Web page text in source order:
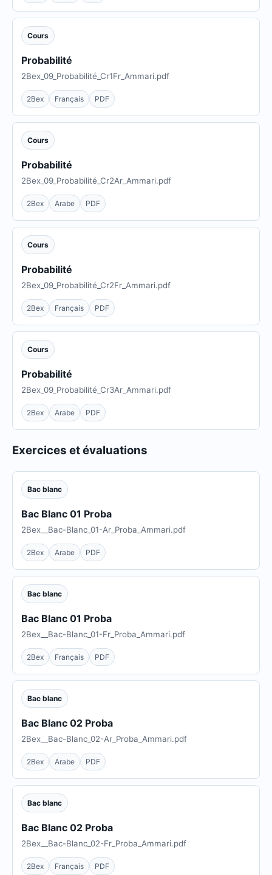
Cours
Probabilité
2Bex_09_Probabilité_Cr1Fr_Ammari.pdf
2Bex Français PDF
Cours
Probabilité
2Bex_09_Probabilité_Cr2Ar_Ammari.pdf
2Bex Arabe PDF
Cours
Probabilité
2Bex_09_Probabilité_Cr2Fr_Ammari.pdf
2Bex Français PDF
Cours
Probabilité
2Bex_09_Probabilité_Cr3Ar_Ammari.pdf
2Bex Arabe PDF
Exercices et évaluations
Bac blanc
Bac Blanc 01 Proba
2Bex__Bac-Blanc_01-Ar_Proba_Ammari.pdf
2Bex Arabe PDF
Bac blanc
Bac Blanc 01 Proba
2Bex__Bac-Blanc_01-Fr_Proba_Ammari.pdf
2Bex Français PDF
Bac blanc
Bac Blanc 02 Proba
2Bex__Bac-Blanc_02-Ar_Proba_Ammari.pdf
2Bex Arabe PDF
Bac blanc
Bac Blanc 02 Proba
2Bex__Bac-Blanc_02-Fr_Proba_Ammari.pdf
2Bex Français PDF